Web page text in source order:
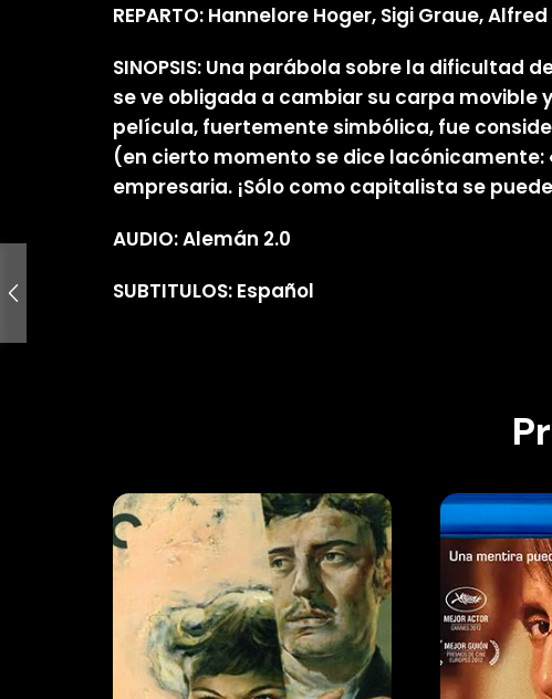
REPARTO: Hannelore Hoger, Sigi Graue,
SINOPSIS: Una parábola sobre la dificultad
se ve obligada a cambiar su carpa movible
película, fuertemente simbólica, fue
(en cierto momento se dice lacónicamente:
empresaria. ¡Sólo como capitalista se
AUDIO: Alemán 2.0
SUBTITULOS: Español